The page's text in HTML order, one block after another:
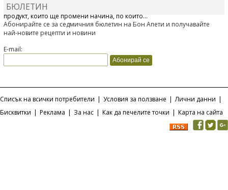
Отскоро Лесафр България стартира предлагането на изцяло нов
продукт, който ще промени начина, по който...
БЮЛЕТИН
Абонирайте се за седмичния бюлетин на Бон Апети и получавайте
най-новите рецепти и новини
E-mail:
Списък на всички потребители | Условия за ползване | Лични данни |
Бисквитки | Реклама | За нас | Как да печелите точки | Карта на сайта